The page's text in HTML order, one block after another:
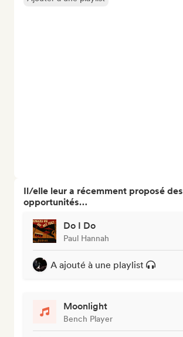
Il/elle leur a récemment proposé des
opportunités…
Do I Do
Paul Hannah
A ajouté à une playlist
Moonlight
Bench Player